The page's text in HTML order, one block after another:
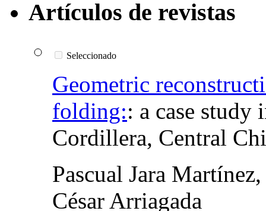
Artículos de revistas
Seleccionado
Geometric
folding:: a case study
Cordillera, Central
Pascual Jara
César Arriagada